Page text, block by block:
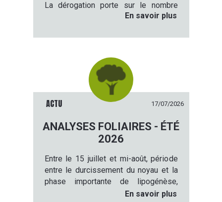
La dérogation porte sur le nombre
maximum d'applications : il passe
sur la période du18 juin 2026 au 16
En savoir plus
ACTU 17/07/2026
ANALYSES FOLIAIRES - ÉTÉ
2026
Entre le 15 juillet et mi-août, période
entre le durcissement du noyau et la
phase importante de lipogénèse,
l’olivier est en repos végétatif. Cette
En savoir plus